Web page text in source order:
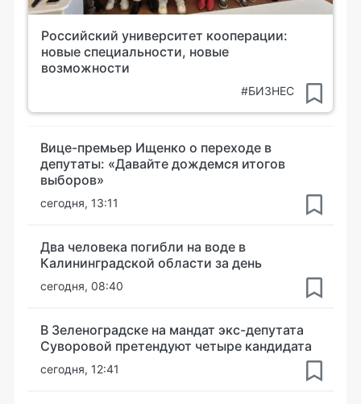
Российский университет кооперации:
новые специальности, новые
возможности
#БИЗНЕС
Вице-премьер Ищенко о переходе в
депутаты: «Давайте дождемся итогов
выборов»
сегодня, 13:11
Два человека погибли на воде в
Калининградской области за день
сегодня, 08:40
В Зеленоградске на мандат экс-депутата
Суворовой претендуют четыре кандидата
сегодня, 12:41